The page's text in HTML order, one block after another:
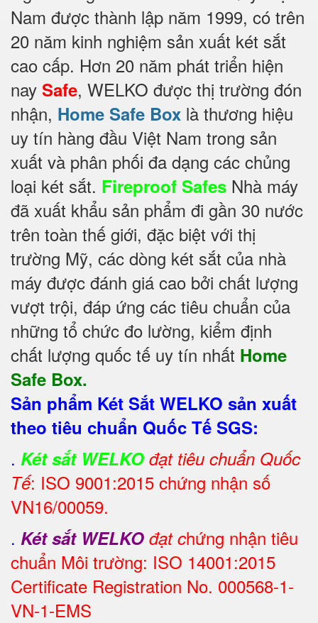
Nam được thành lập năm 1999, có trên
20 năm kinh nghiệm sản xuất két sắt
cao cấp. Hơn 20 năm phát triển hiện
nay Safe, WELKO được thị trường đón
nhận, Home Safe Box là thương hiệu
uy tín hàng đầu Việt Nam trong sản
xuất và phân phối đa dạng các chủng
loại két sắt. Fireproof Safes Nhà máy
đã xuất khẩu sản phẩm đi gần 30 nước
trên toàn thế giới, đặc biệt với thị
trường Mỹ, các dòng két sắt của nhà
máy được đánh giá cao bởi chất lượng
vượt trội, đáp ứng các tiêu chuẩn của
những tổ chức đo lường, kiểm định
chất lượng quốc tế uy tín nhất Home
Safe Box.
Sản phẩm Két Sắt WELKO sản xuất
theo tiêu chuẩn Quốc Tế SGS:
. Két sắt WELKO đạt tiêu chuẩn Quốc
Tế: ISO 9001:2015 chứng nhận số
VN16/00059.
. Két sắt WELKO đạt chứng nhận tiêu
chuẩn Môi trường: ISO 14001:2015
Certificate Registration No. 000568-1-
VN-1-EMS